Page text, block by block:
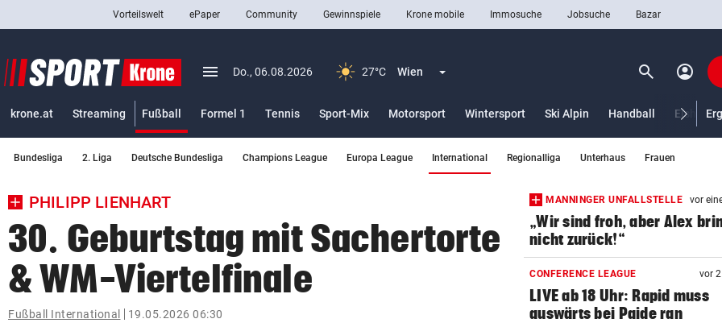
closeSchließen
Abonnieren
bookmark
search
Suchbegriff
eingeben
Vorteilswelt ePaper Community Gewinnspiele Krone mobile Immosuche Jobsuche Bazar
menu Menü aufklappen
Do., 06.08.2026 27°C Wien Menü aufklappen search Suchen
account_circle
krone.at Streaming Fußball
Formel 1
Tennis Sport-Mix Motorsport Wintersport Ski Alpin Handball
Bundesliga 2. Liga Deutsche Bundesliga Champions League Europa League International Regionalliga Unterhaus Frauen
PHILIPP LIENHART
30. Geburtstag mit Sachertorte
& WM-Viertelfinale
Fußball International 19.05.2026 06:30
MANNINGER UNFALLSTELLE vor
„Wir sind froh, aber Alex
nicht zurück!“
CONFERENCE LEAGUE vor
LIVE ab 18 Uhr: Rapid muss
auswärts bei Paide ran